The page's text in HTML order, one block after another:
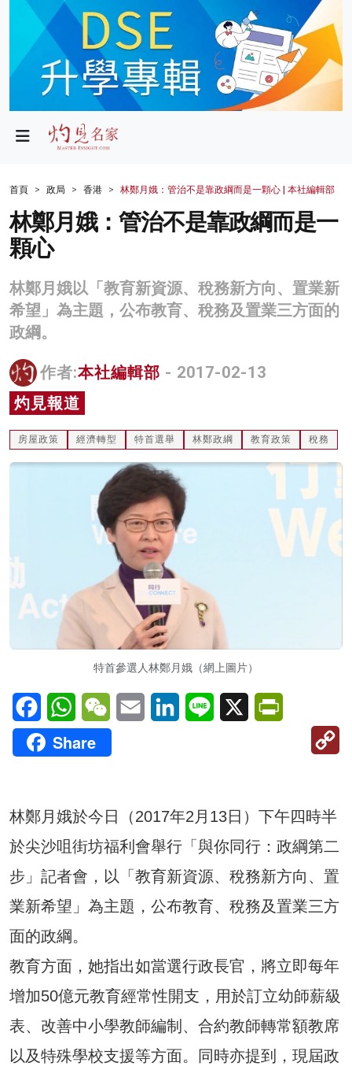
政局
財經
生活
健康
商業
科技
影片
名家榜
灼見活動
關於我們
首頁 政局 香港 林鄭月娥：管治不是靠政綱而是一顆心 | 本社編輯部
林鄭月娥：管治不是靠政綱而是一
顆心
林鄭月娥以「教育新資源、稅務新方向、置業新
希望」為主題，公布教育、稅務及置業三方面的
政綱。
作者:本社編輯部 - 2017-02-13
灼見報道
房屋政策 經濟轉型 特首選舉 林鄭政綱 教育政策 稅務
特首參選人林鄭月娥（網上圖片）
FacebookWhatsAppWeChatEmail LinkedInLine X
Share
林鄭月娥於今日（2017年2月13日）下午四時半
於尖沙咀街坊福利會舉行「與你同行：政綱第二
步」記者會，以「教育新資源、稅務新方向、置
業新希望」為主題，公布教育、稅務及置業三方
面的政綱。
教育方面，她指出如當選行政長官，將立即每年
增加50億元教育經常性開支，用於訂立幼師薪級
表、改善中小學教師編制、合約教師轉常額教席
以及特殊學校支援等方面。同時亦提到，現屆政